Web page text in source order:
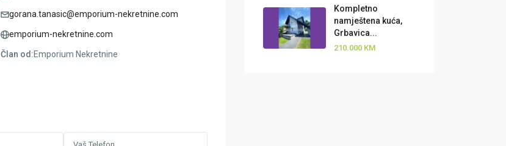
gorana.tanasic@emporium-nekretnine.com
emporium-nekretnine.com
Član od:Emporium Nekretnine
Kompletno
namještena kuća,
Grbavica...
210.000 KM